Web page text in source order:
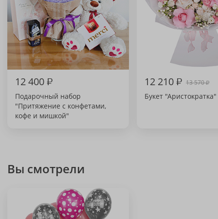
12 400₽
Подарочный набор
"Притяжение с конфетами,
кофе и мишкой"
12 210₽ 13 570₽
Букет "Аристократка"
Вы смотрели